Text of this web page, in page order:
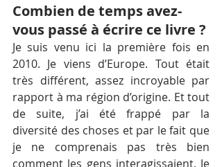
Combien de temps avez-
vous passé à écrire ce livre ?
Je suis venu ici la première fois en
2010. Je viens d’Europe. Tout était
très différent, assez incroyable par
rapport à ma région d’origine. Et tout
de suite, j’ai été frappé par la
diversité des choses et par le fait que
je ne comprenais pas très bien
comment les gens interagissaient. Je